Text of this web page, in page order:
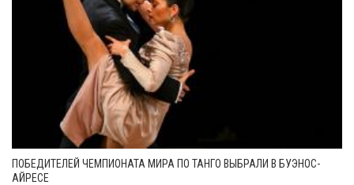
ПОБЕДИТЕЛЕЙ ЧЕМПИОНАТА МИРА ПО ТАНГО ВЫБРАЛИ В БУЭНОС-
АЙРЕСЕ